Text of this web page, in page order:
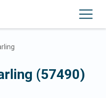
(57490)